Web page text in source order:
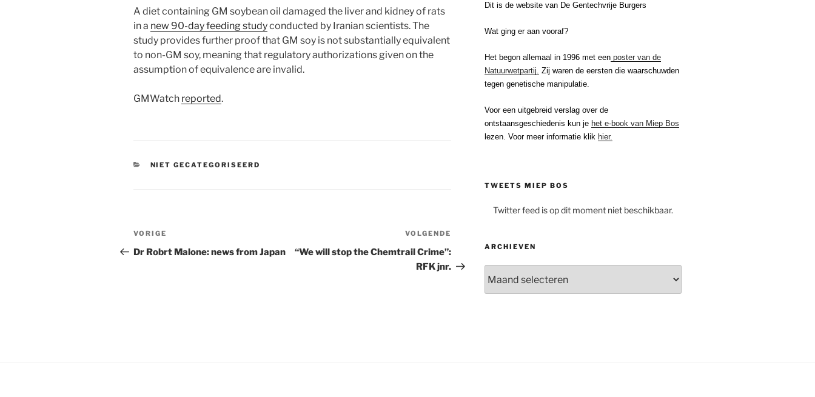
A diet containing GM soybean oil damaged the liver and kidney of rats
in a new 90-day feeding studyconducted by Iranian scientists. The
study provides further proof that GM soy is not substantially equivalent
to non-GM soy, meaning that regulatory authorizations given on the
assumption of equivalence are invalid.
GMWatch reported.
CATEGORIEËN
NIET GECATEGORISEERD
Bericht
navigatie
Vorig
bericht
VORIGE
Dr Robrt Malone: news from Japan
bericht
VOLGENDE
“We will stop the Chemtrail Crime”:
RFK jnr.
Dit is de website van De Gentechvrije Burgers
Wat ging er aan vooraf?
Het begon allemaal in 1996 met eenposter van de
Natuurwetpartij. Zij waren de eersten die waarschuwden
tegen genetische manipulatie.
Voor een uitgebreid verslag over de
ontstaansgeschiedenis kun je het e-book van Miep Bos
lezen. Voor meer informatie klik hier.
TWEETS MIEP BOS
Twitter feed is op dit moment niet beschikbaar.
ARCHIEVEN